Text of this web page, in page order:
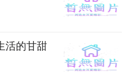
活的甘甜